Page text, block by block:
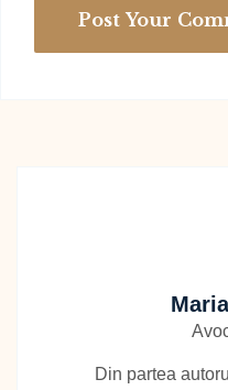
Din partea